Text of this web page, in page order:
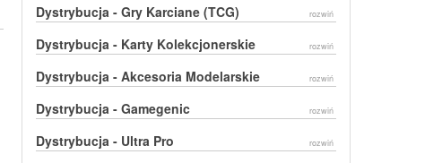
Dystrybucja - Gry Karciane (TCG) rozwiń
Dystrybucja - Karty Kolekcjonerskie rozwiń
Dystrybucja - Akcesoria Modelarskie rozwiń
Dystrybucja - Gamegenic rozwiń
Dystrybucja - Ultra Pro rozwiń